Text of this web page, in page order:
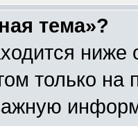
тема»?
ниже
только на